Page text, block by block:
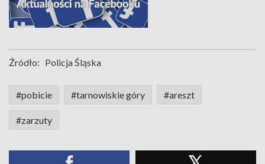
Źródło: Policja Śląska
#pobicie #tarnowiskie góry #areszt
#zarzuty